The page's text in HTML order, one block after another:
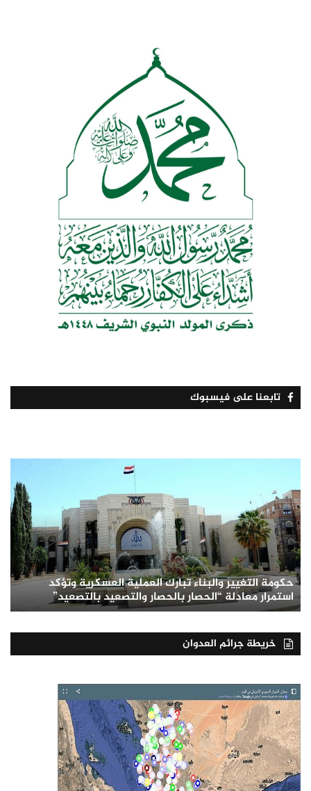
تابعنا على فيسبوك
حكومة التغيير والبناء تبارك العملية العسكرية وتؤكد
استمرار معادلة “الحصار بالحصار والتصعيد بالتصعيد”
خريطة جرائم العدوان